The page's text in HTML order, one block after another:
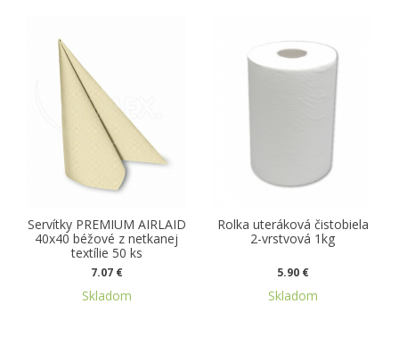
Servítky PREMIUM AIRLAID
40x40 béžové z netkanej
textílie 50 ks
7.07 €
Skladom
Rolka uteráková čistobiela
2-vrstvová 1kg
5.90 €
Skladom